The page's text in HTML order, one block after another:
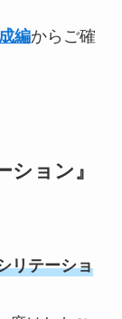
編からご確
ョン』
リテーショ